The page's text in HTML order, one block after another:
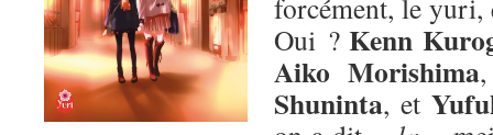
forcément, le yuri,
Oui ?Kenn
Aiko Morishima
Shuninta, et